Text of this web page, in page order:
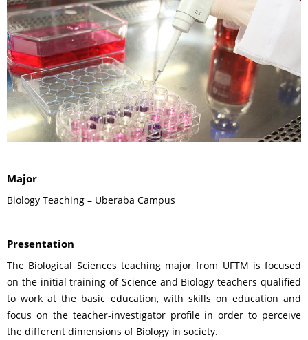
Major
Biology Teaching – Uberaba Campus
Presentation
The Biological Sciences teaching major from UFTM is focused
on the initial training of Science and Biology teachers qualified
to work at the basic education, with skills on education and
focus on the teacher-investigator profile in order to perceive
the different dimensions of Biology in society.